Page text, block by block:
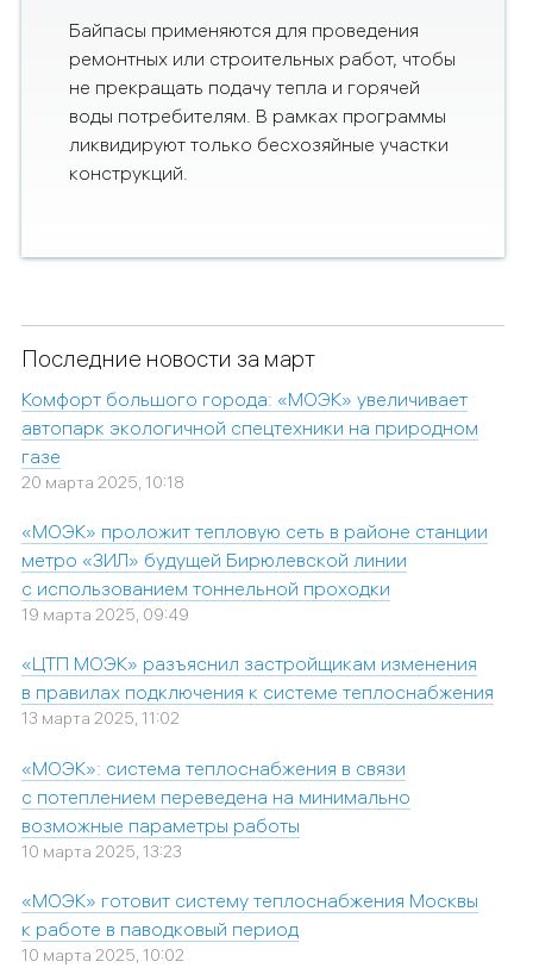
Байпасы применяются для проведения
ремонтных или строительных работ, чтобы
не прекращать подачу тепла и горячей
воды потребителям. В рамках программы
ликвидируют только бесхозяйные участки
конструкций.
Последние новости за март
Комфорт большого города: «МОЭК» увеличивает
автопарк экологичной спецтехники на природном
газе
20 марта 2025, 10:18
«МОЭК» проложит тепловую сеть в районе станции
метро «ЗИЛ» будущей Бирюлевской линии
с использованием тоннельной проходки
19 марта 2025, 09:49
«ЦТП МОЭК» разъяснил застройщикам изменения
в правилах подключения к системе теплоснабжения
13 марта 2025, 11:02
«МОЭК»: система теплоснабжения в связи
с потеплением переведена на минимально
возможные параметры работы
10 марта 2025, 13:23
«МОЭК» готовит систему теплоснабжения Москвы
к работе в паводковый период
10 марта 2025, 10:02